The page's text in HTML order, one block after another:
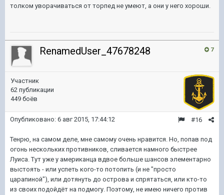
толком уворачиваться от торпед не умеют, а они у него хороши.
7
RenamedUser_47678248
Участник
62 публикации
449 боёв
#16
Опубликовано: 6 авг 2015, 17:44:12
Тенрю, на самом деле, мне самому очень нравится. Но, попав под
огонь нескольких противников, сливается намного быстрее
Луиса. Тут уже у американца вдвое больше шансов элементарно
выстоять - или успеть кого-то потопить (и не "просто
царапиной"), или дотянуть до острова и спрятаться, или кто-то
из своих подойдёт на подмогу. Поэтому, не имею ничего против